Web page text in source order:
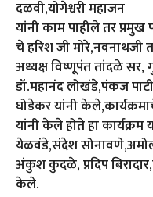
दळवी,योगेश्वरी महाजन
यांनी काम पाहीले तर
चे हरिश जी मोरे,नवनाथजी
अध्यक्ष विष्णूपंत तांदळे
डॉ.महानंद लोखंडे,पंकज
घोडेकर यांनी
यांनी केले होते हा
येळवंडे,संदेश सोनावणे,अमोल
अंकुश कुदळे, प्रदिप
केले.